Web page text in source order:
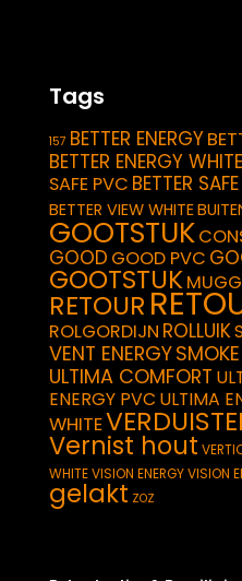
Tags
157 BETTER ENERGY
BETTER ENERGY WHITE
SAFE PVC BETTER
BETTER VIEW WHITE
GOOTSTUK
GOOD GOOD PVC
GOOTSTUK
RETOUR
ROLGORDIJN ROLLUIK
VENT ENERGY
ULTIMA COMFORT
ENERGY PVC ULTIMA
WHITE
Vernist hout
WHITEVISION ENERGYVISION
gelakt ZOZ